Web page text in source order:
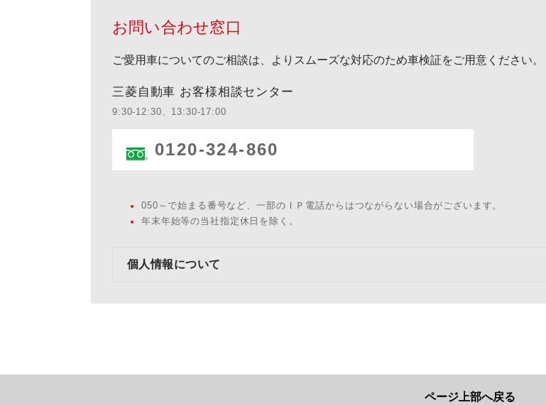
お問い合わせ窓口
ご愛用車についてのご相談は、よりスムーズな対応のため車検証をご用意ください。
三菱自動車 お客様相談センター
9:30-12:30、13:30-17:00
0120-324-860
050～で始まる番号など、一部のＩＰ電話からはつながらない場合がございます。
年末年始等の当社指定休日を除く。
個人情報について
ページ上部へ戻る